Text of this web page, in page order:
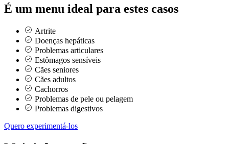
É um menu ideal para estes casos
Artrite
Doenças hepáticas
Problemas articulares
Estômagos sensíveis
Cães seniores
Cães adultos
Cachorros
Problemas de pele ou pelagem
Problemas digestivos
Quero experimentá-los